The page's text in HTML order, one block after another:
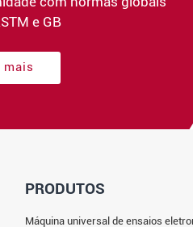
e GB
mais
PRODUTOS
Máquina universal de ensaios